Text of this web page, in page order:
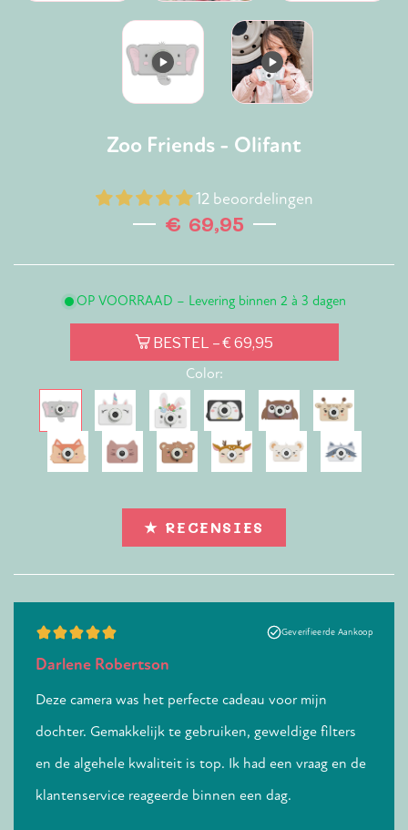
Zoo Friends - Olifant
12 beoordelingen
€ 69,95
OP VOORRAAD – Levering binnen 2 à 3 dagen
BESTEL – € 69,95
Color:
★ RECENSIES
Geverifieerde Aankoop
Darlene Robertson
Deze camera was het perfecte cadeau voor mijn
dochter. Gemakkelijk te gebruiken, geweldige filters
en de algehele kwaliteit is top. Ik had een vraag en de
klantenservice reageerde binnen een dag.